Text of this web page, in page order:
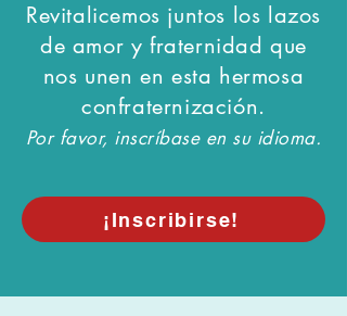
Revitalicemos juntos los lazos
de amor y fraternidad que
nos unen en esta hermosa
confraternización.
Por favor, inscríbase en su idioma.
¡Inscribirse!